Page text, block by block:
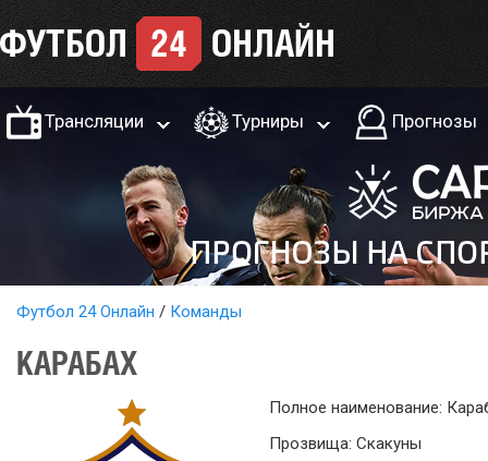
Трансляции Турниры Прогнозы
Футбол 24 Онлайн Команды
КАРАБАХ
Полное наименование:
Прозвища: Скакуны